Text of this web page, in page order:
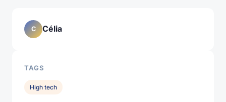
C Célia
TAGS
High tech